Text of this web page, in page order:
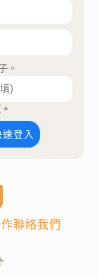
。
。
登入
聯絡我們